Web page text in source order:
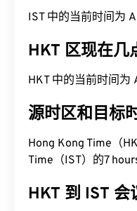
IST 中的当前时间为
HKT 区现在几
HKT 中的当前时间
源时区和目标
Hong Kong Time（
Time（IST）的7
HKT 到 IST 会